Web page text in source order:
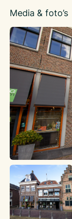
van Edam. De
ontspannen
midden in het
Dankzij de
Edem uitstekend
Dagjesmensen,
weten het
constante aanloop
Restaurant Edem
voor ondernemers
horecabedrijf met
toplocatie in
Openingstijden:
Restaurant Edem
16.30 tot 22.00
gesloten.
Indeling:
Media & foto’s